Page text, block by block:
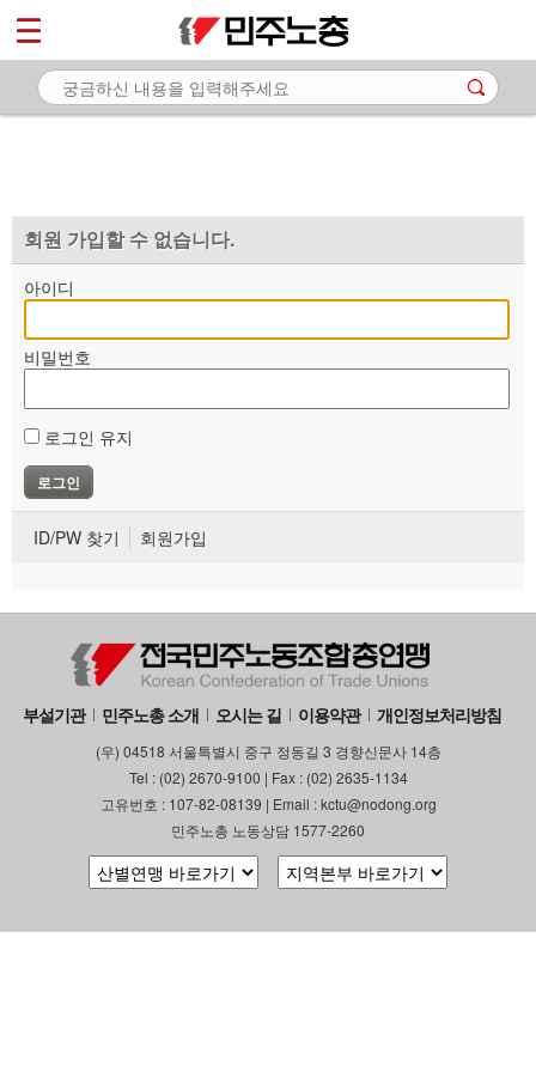
회원 가입할 수 없습니다.
아이디
비밀번호
로그인 유지
ID/PW 찾기 회원가입
부설기관 민주노총 소개 오시는 길 이용약관 개인정보처리방침
(우) 04518 서울특별시 중구 정동길 3 경향신문사 14층
Tel : (02) 2670-9100 | Fax : (02) 2635-1134
고유번호 : 107-82-08139 | Email : kctu@nodong.org
민주노총 노동상담 1577-2260
마이페이지
소개
자료
부설기관